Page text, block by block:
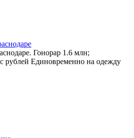
Гонорар 1.6 млн;
рублей Единовременно на одежду